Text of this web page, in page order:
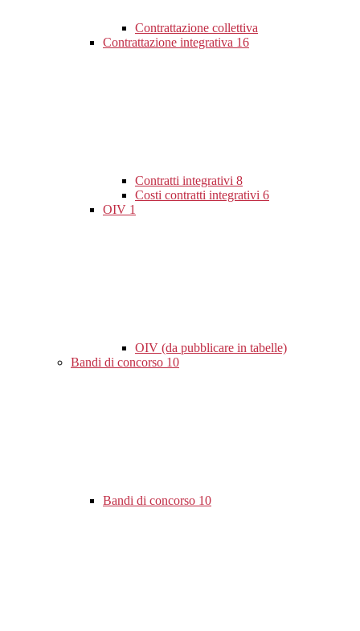
Contrattazione collettiva
Contrattazione integrativa 16
Contratti integrativi 8
Costi contratti integrativi 6
OIV 1
OIV (da pubblicare in tabelle)
Bandi di concorso 10
Bandi di concorso 10